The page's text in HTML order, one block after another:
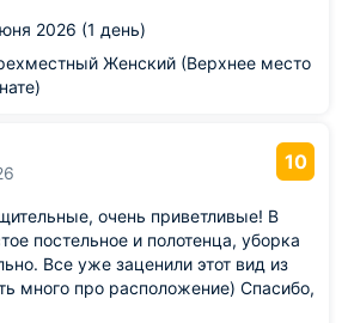
2026 (1 день)
Женский (Верхнее место
10
очень приветливые! В
постельное и полотенца, уборка
Все уже заценили этот вид из
много про расположение) Спасибо,